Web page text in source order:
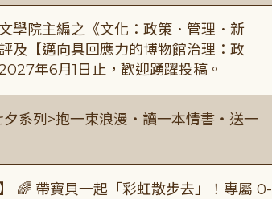
學院主編之《文化：政策．管理．新
及【邁向具回應力的博物館治理：政
年6月1日止，歡迎踴躍投稿。
夕系列>抱一束浪漫・讀一本情書・送一
🌈 帶寶貝一起「彩虹散步去」！專屬 0-